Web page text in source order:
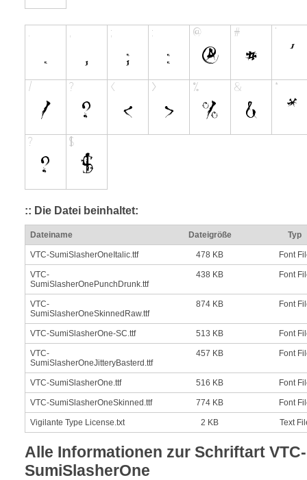
:: Die Datei beinhaltet:
Dateiname Dateigröße Typ
VTC-SumiSlasherOneItalic.ttf 478 KB Font
VTC-
SumiSlasherOnePunchDrunk.ttf
438 KB Font
VTC-
SumiSlasherOneSkinnedRaw.ttf
874 KB Font
VTC-SumiSlasherOne-SC.ttf 513 KB Font
VTC-
SumiSlasherOneJitteryBasterd.ttf
457 KB Font
VTC-SumiSlasherOne.ttf 516 KB Font
VTC-SumiSlasherOneSkinned.ttf 774 KB Font
Vigilante Type License.txt 2 KB Text
Alle Informationen zur Schriftart VTC-
SumiSlasherOne